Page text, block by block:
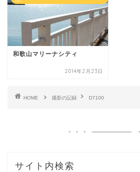
和歌山マリーナシティ
2014年2月23日
HOME 撮影の記録 D7100
サイト内検索